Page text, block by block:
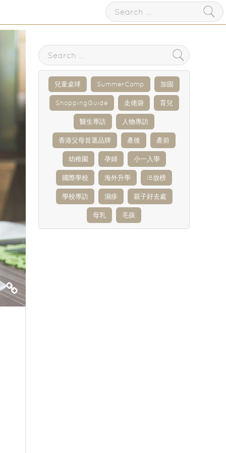
兒童桌球 SummerCamp 加固
ShoppingGuide 走佬袋 育兒
醫生專訪 人物專訪
香港父母首選品牌 產後 產前
幼稚園 孕婦 小一入學
國際學校 海外升學 IB放榜
學校專訪 濕疹 親子好去處
母乳 毛孩